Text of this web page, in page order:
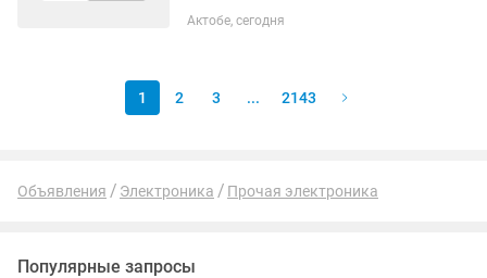
Можно без опыта ✅ Пешком, на
тем, кто...
Актобе, сегодня
1 2 3 ... 2143
Объявления Электроника Прочая электроника
Популярные запросы